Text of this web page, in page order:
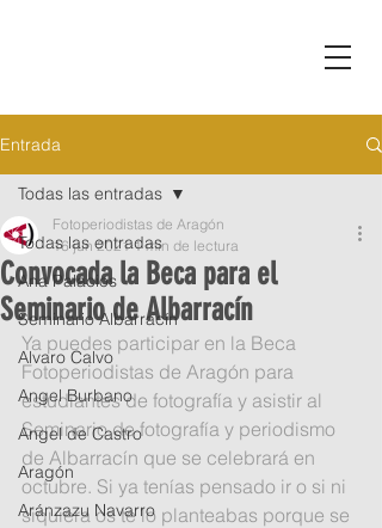
Entrada
Todas las entradas
Ana Palacios
Seminario Albarracín
Alvaro Calvo
Angel Burbano
Angel de Castro
Aragón
Aránzazu Navarro
Todas las entradas
Convocada la Beca para el
Seminario de Albarracín
Fotoperiodistas de Aragón
16 jun 2021 1 min de lectura
Ya puedes participar en la Beca
Fotoperiodistas de Aragón para
estudiantes de fotografía y asistir al
Seminario de fotografía y periodismo
de Albarracín que se celebrará en
octubre. Si ya tenías pensado ir o si ni
siquiera os te lo planteabas porque se